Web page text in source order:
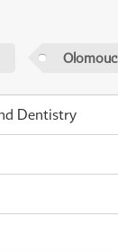
Olomouc
Dentistry